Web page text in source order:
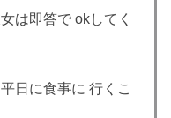
は即答で okしてく
日に食事に 行くこ